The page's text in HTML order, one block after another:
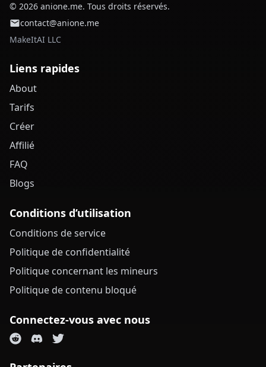
© 2026 anione.me. Tous droits réservés.
contact@anione.me
MakeItAI LLC
Liens rapides
About
Tarifs
Créer
Affilié
FAQ
Blogs
Conditions d’utilisation
Conditions de service
Politique de confidentialité
Politique concernant les mineurs
Politique de contenu bloqué
Connectez-vous avec nous